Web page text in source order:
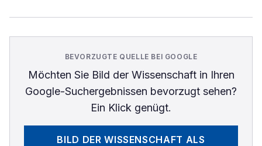
BEVORZUGTE QUELLE BEI GOOGLE
Möchten Sie Bild der Wissenschaftin Ihren
Google-Suchergebnissen bevorzugt sehen?
Ein Klick genügt.
BILD DER WISSENSCHAFT ALS